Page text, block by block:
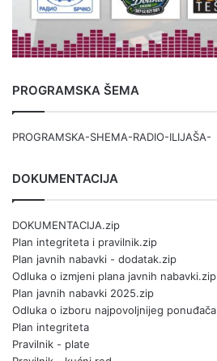
PROGRAMSKA ŠEMA
PROGRAMSKA-SHEMA-RADIO-ILIJAŠA-
DOKUMENTACIJA
DOKUMENTACIJA.zip
Plan integriteta i pravilnik.zip
Plan javnih nabavki - dodatak.zip
Odluka o izmjeni plana javnih nabavki.zip
Plan javnih nabavki 2025.zip
Odluka o izboru najpovoljnijeg ponuđača
Plan integriteta
Pravilnik - plate